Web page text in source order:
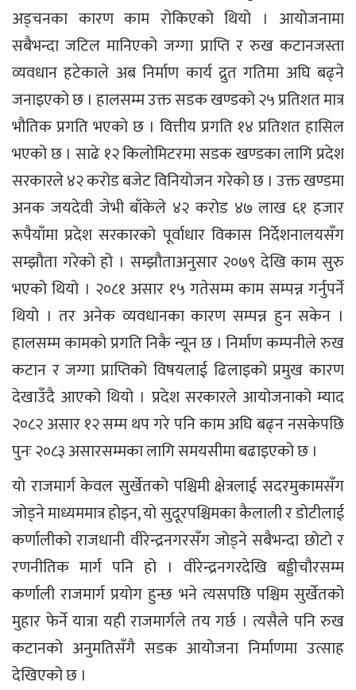
अड्चनका कारण काम रोकिएको थियो । आयोजनामा
सबैभन्दा जटिल मानिएको जग्गा प्राप्ति र रुख कटानजस्ता
व्यवधान हटेकाले अब निर्माण कार्य द्रुत गतिमा अघि बढ्ने
जनाइएको छ । हालसम्म उक्त सडक खण्डको २५ प्रतिशत मात्र
भौतिक प्रगति भएको छ । वित्तीय प्रगति १४ प्रतिशत हासिल
भएको छ । साढे १२ किलोमिटरमा सडक खण्डका लागि प्रदेश
सरकारले ४२ करोड बजेट विनियोजन गरेको छ । उक्त खण्डमा
अनक जयदेवी जेभी बाँकेले ४२ करोड ४७ लाख ६१ हजार
रूपैयाँमा प्रदेश सरकारको पूर्वाधार विकास निर्देशनालयसँग
सम्झौता गरेको हो । सम्झौताअनुसार २०७९ देखि काम सुरु
भएको थियो । २०८१ असार १५ गतेसम्म काम सम्पन्न गर्नुपर्ने
थियो । तर अनेक व्यवधानका कारण सम्पन्न हुन सकेन ।
हालसम्म कामको प्रगति निकै न्यून छ । निर्माण कम्पनीले रुख
कटान र जग्गा प्राप्तिको विषयलाई ढिलाइको प्रमुख कारण
देखाउँदै आएको थियो । प्रदेश सरकारले आयोजनाको म्याद
२०८२ असार १२ सम्म थप गरे पनि काम अघि बढ्न नसकेपछि
पुनः २०८३ असारसम्मका लागि समयसीमा बढाइएको छ ।
यो राजमार्ग केवल सुर्खेतको पश्चिमी क्षेत्रलाई सदरमुकामसँग
जोड्ने माध्यममात्र होइन, यो सुदूरपश्चिमका कैलाली र डोटीलाई
कर्णालीको राजधानी वीरेन्द्रनगरसँग जोड्ने सबैभन्दा छोटो र
रणनीतिक मार्ग पनि हो । वीरेन्द्रनगरदेखि बड्डीचौरसम्म
कर्णाली राजमार्ग प्रयोग हुन्छ भने त्यसपछि पश्चिम सुर्खेतको
मुहार फेर्ने यात्रा यही राजमार्गले तय गर्छ । त्यसैले पनि रुख
कटानको अनुमतिसँगै सडक आयोजना निर्माणमा उत्साह
देखिएको छ ।